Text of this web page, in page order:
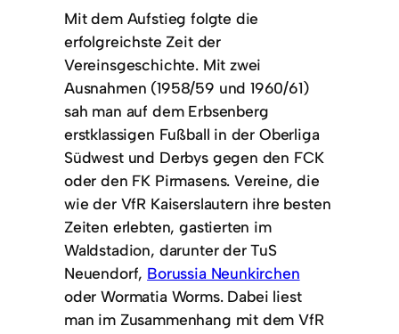
Mit dem Aufstieg folgte die
erfolgreichste Zeit der
Vereinsgeschichte. Mit zwei
Ausnahmen (1958/59 und 1960/61)
sah man auf dem Erbsenberg
erstklassigen Fußball in der Oberliga
Südwest und Derbys gegen den FCK
oder den FK Pirmasens. Vereine, die
wie der VfR Kaiserslautern ihre besten
Zeiten erlebten, gastierten im
Waldstadion, darunter der TuS
Neuendorf, Borussia Neunkirchen
oder Wormatia Worms. Dabei liest
man im Zusammenhang mit dem VfR